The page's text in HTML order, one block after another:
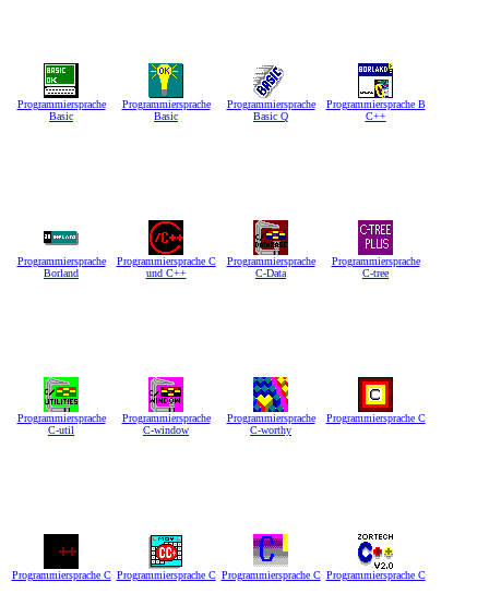
Programmiersprache
Basic
Programmiersprache
Basic
Programmiersprache
Basic Q
Programmiersprache B
C++
Programmiersprache
Borland
Programmiersprache C
und C++
Programmiersprache
C-Data
Programmiersprache
C-tree
Programmiersprache
C-util
Programmiersprache
C-window
Programmiersprache
C-worthy
Programmiersprache C
Programmiersprache C Programmiersprache C Programmiersprache C Programmiersprache C